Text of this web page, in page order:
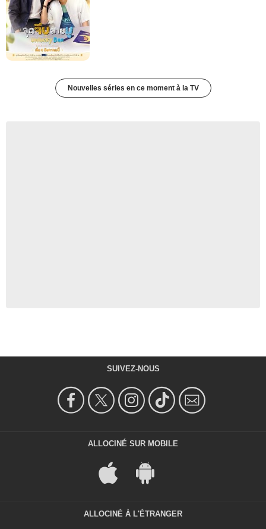
Nouvelles séries en ce moment à la TV
SUIVEZ-NOUS
ALLOCINÉ SUR MOBILE
ALLOCINÉ À L'ÉTRANGER